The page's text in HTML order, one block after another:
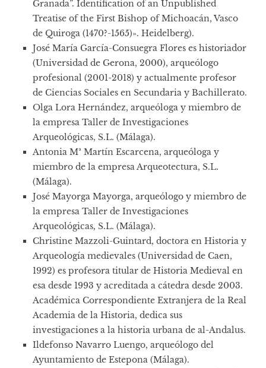
Granada”. Identification of an Unpublished
Treatise of the First Bishop of Michoacán, Vasco
de Quiroga (1470?-1565)». Heidelberg).
José María García-Consuegra Flores es historiador
(Universidad de Gerona, 2000), arqueólogo
profesional (2001-2018) y actualmente profesor
de Ciencias Sociales en Secundaria y Bachillerato.
Olga Lora Hernández, arqueóloga y miembro de
la empresa Taller de Investigaciones
Arqueológicas, S.L. (Málaga).
Antonia Mª Martín Escarcena, arqueóloga y
miembro de la empresa Arqueotectura, S.L.
(Málaga).
José Mayorga Mayorga, arqueólogo y miembro de
la empresa Taller de Investigaciones
Arqueológicas, S.L. (Málaga).
Christine Mazzoli-Guintard, doctora en Historia y
Arqueología medievales (Universidad de Caen,
1992) es profesora titular de Historia Medieval en
esa desde 1993 y acreditada a cátedra desde 2003.
Académica Correspondiente Extranjera de la Real
Academia de la Historia, dedica sus
investigaciones a la historia urbana de al-Andalus.
Ildefonso Navarro Luengo, arqueólogo del
Ayuntamiento de Estepona (Málaga).